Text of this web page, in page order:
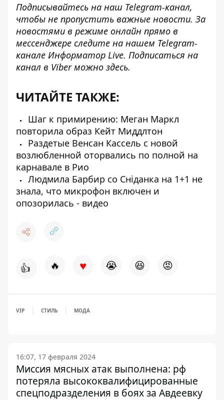
Подписывайтесь на наш Telegram-канал,
чтобы не пропустить важные новости. За
новостями в режиме онлайн прямо в
мессенджере следите на нашем Telegram-
канале Информатор Live. Подписаться на
канал в Viber можно здесь.
ЧИТАЙТЕ ТАКЖЕ:
Шаг к примирению: Меган Маркл
повторила образ Кейт Миддлтон
Раздетые Венсан Кассель с новой
возлюбленной оторвались по полной на
карнавале в Рио
Людмила Барбир со Сніданка на 1+1 не
знала, что микрофон включен и
опозорилась - видео
👍 🔥 ♥ 😭 😆 😡
VIP СТИЛЬ МОДА
16:07, 17 февраля 2024
Миссия мясных атак выполнена: рф
потеряла высококвалифицированные
спецподразделения в боях за Авдеевку